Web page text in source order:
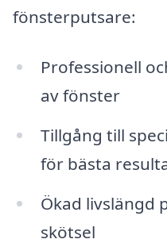
fönsterputsare:
Professionell
av fönster
Tillgång till
för bästa
Ökad livslängd
skötsel